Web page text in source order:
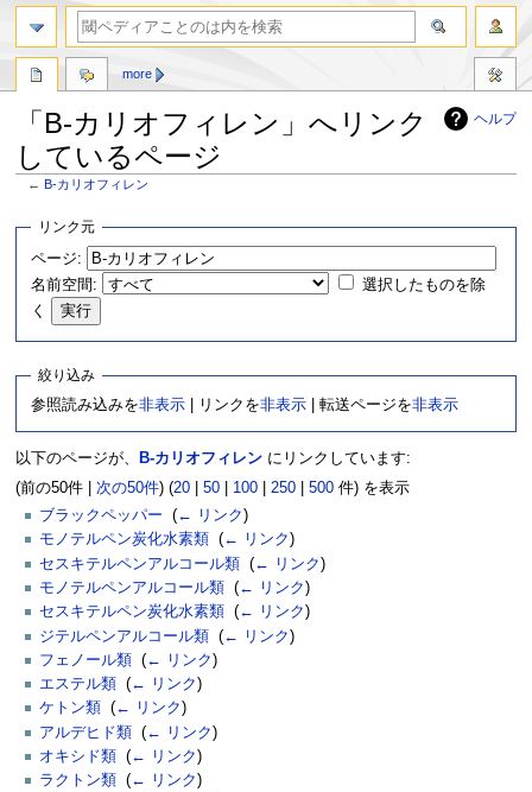
ヘルプ
「Β-カリオフィレン」へリンク
しているページ
← Β-カリオフィレン
に
リンク元
ページ:
名前空間:
選択したものを除
く
絞り込み
参照読み込みを非表示 | リンクを非表示 | 転送ページを非表示
以下のページが、 Β-カリオフィレンにリンクしています:
(前の50件 | 次の50件) (20| 50| 100| 250| 500件) を表示
ブラックペッパー
(← リンク )
モノテルペン炭化水素類
(← リンク )
セスキテルペンアルコール類 (← リンク)
モノテルペンアルコール類
(← リンク )
セスキテルペン炭化水素類
(← リンク )
ジテルペンアルコール類 (← リンク)
フェノール類 (← リンク)
エステル類
(← リンク )
ケトン類
(← リンク )
アルデヒド類 (← リンク)
オキシド類 (← リンク)
ラクトン類
(← リンク )
more